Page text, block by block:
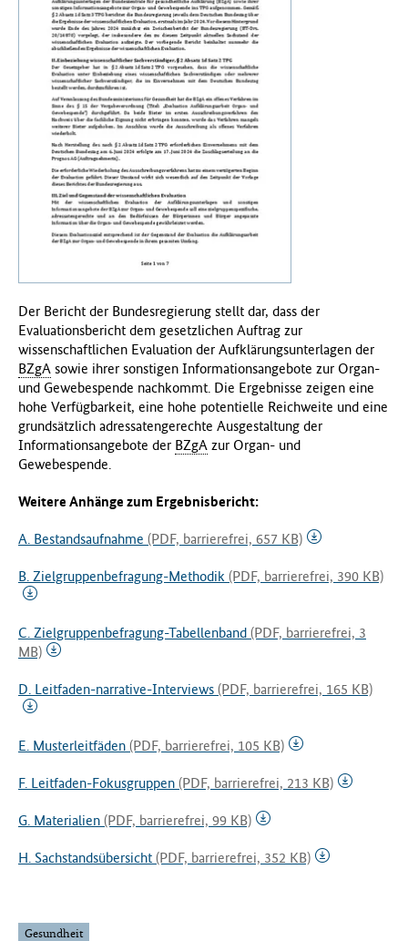
B
G
)
Der Bericht der Bundesregierung stellt dar, dass der
Evaluationsbericht dem gesetzlichen Auftrag zur
wissenschaftlichen Evaluation der Aufklärungsunterlagen der
BZgA sowie ihrer sonstigen Informationsangebote zur Organ-
und Gewebespende nachkommt. Die Ergebnisse zeigen eine
hohe Verfügbarkeit, eine hohe potentielle Reichweite und eine
grundsätzlich adressatengerechte Ausgestaltung der
Informationsangebote der BZgA zur Organ- und
Gewebespende.
Weitere Anhänge zum Ergebnisbericht:
A. Bestandsaufnahme (PDF, barrierefrei, 657 KB)
B. Zielgruppenbefragung-Methodik (PDF, barrierefrei, 390 KB)
C. Zielgruppenbefragung-Tabellenband (PDF, barrierefrei, 3
MB)
D. Leitfaden-narrative-Interviews (PDF, barrierefrei, 165 KB)
E. Musterleitfäden (PDF, barrierefrei, 105 KB)
F. Leitfaden-Fokusgruppen (PDF, barrierefrei, 213 KB)
G. Materialien (PDF, barrierefrei, 99 KB)
H. Sachstandsübersicht (PDF, barrierefrei, 352 KB)
Gesundheit